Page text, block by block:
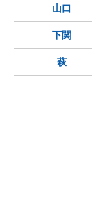
山口
下関
萩